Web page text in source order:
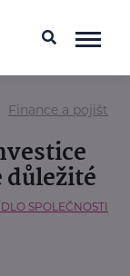
Finance a pojištění
důležité
SPOLEČNOSTI